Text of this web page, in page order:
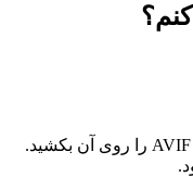
روی ناحیه آپلود کلیک کنید یا تصویر AVIF را روی آن بکشید.